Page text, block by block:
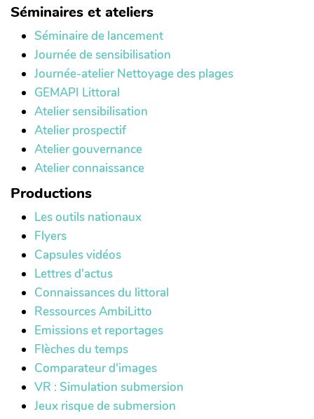
Séminaires et ateliers
Séminaire de lancement
Journée de sensibilisation
Journée-atelier Nettoyage des plages
GEMAPI Littoral
Atelier sensibilisation
Atelier prospectif
Atelier gouvernance
Atelier connaissance
Productions
Les outils nationaux
Flyers
Capsules vidéos
Lettres d'actus
Connaissances du littoral
Ressources AmbiLitto
Emissions et reportages
Flèches du temps
Comparateur d'images
VR : Simulation submersion
Jeux risque de submersion